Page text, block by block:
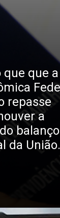
que que a
repasse
a
da União.